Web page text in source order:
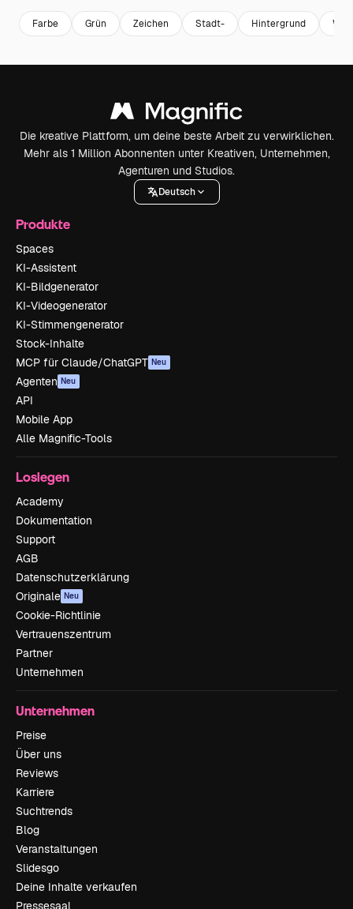
Farbe Grün Zeichen Stadt- Hintergrund
Die kreative Plattform, um deine beste Arbeit zu verwirklichen.
Mehr als 1 Million Abonnenten unter Kreativen, Unternehmen,
Agenturen und Studios.
Deutsch
Produkte
Spaces
KI-Assistent
KI-Bildgenerator
KI-Videogenerator
KI-Stimmengenerator
Stock-Inhalte
MCP für Claude/ChatGPT Neu
Agenten Neu
API
Mobile App
Alle Magnific-Tools
Loslegen
Academy
Dokumentation
Support
AGB
Datenschutzerklärung
Originale Neu
Cookie-Richtlinie
Vertrauenszentrum
Partner
Unternehmen
Unternehmen
Preise
Über uns
Reviews
Karriere
Suchtrends
Blog
Veranstaltungen
Slidesgo
Deine Inhalte verkaufen
Pressesaal